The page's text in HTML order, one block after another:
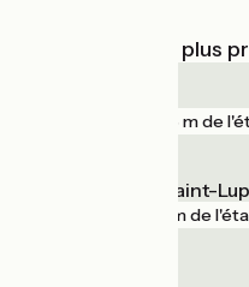
Gares SNCF les plus
568 m de
Saint-Aubin - Saint-
2 km de